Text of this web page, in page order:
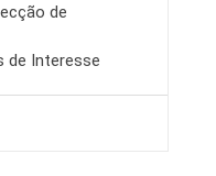
de
de Interesse